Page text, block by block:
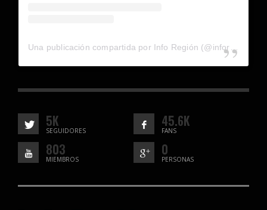
5K
SEGUIDORES
45.6K
FANS
803
MIEMBROS
0
PERSONAS